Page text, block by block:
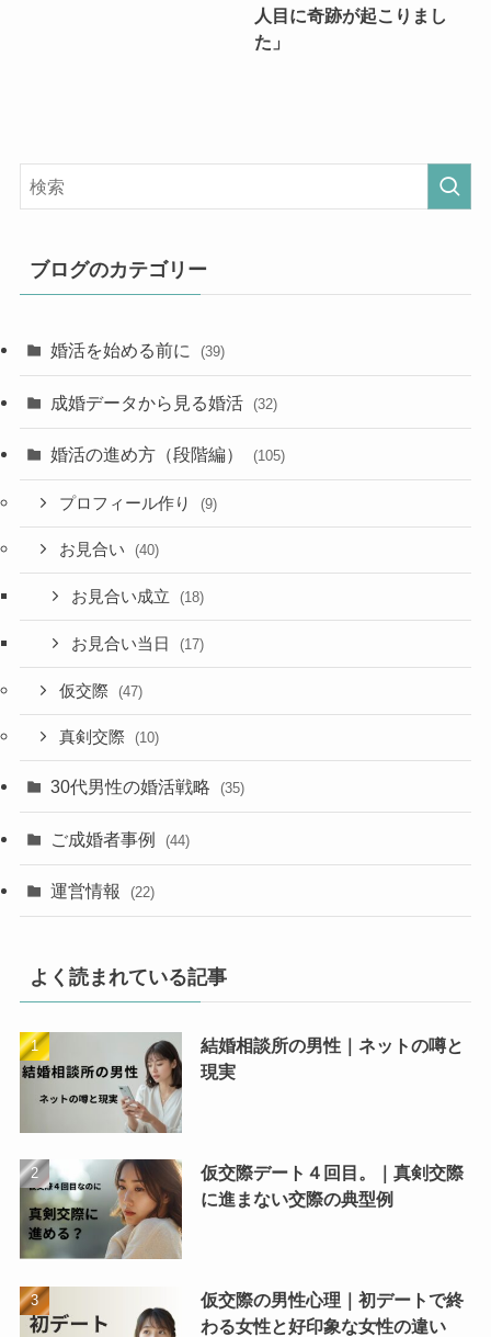
人目に奇跡が起こりまし
た」
ブログのカテゴリー
婚活を始める前に (39)
成婚データから見る婚活 (32)
婚活の進め方（段階編） (105)
プロフィール作り (9)
お見合い (40)
お見合い成立 (18)
お見合い当日 (17)
仮交際 (47)
真剣交際 (10)
30代男性の婚活戦略 (35)
ご成婚者事例 (44)
運営情報 (22)
よく読まれている記事
結婚相談所の男性｜ネットの噂と
現実
仮交際デート４回目。｜真剣交際
に進まない交際の典型例
仮交際の男性心理｜初デートで終
わる女性と好印象な女性の違い